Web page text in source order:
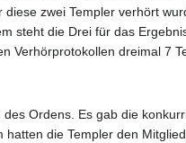
zwei Templer verhört
steht die Drei für das
Verhörprotokollen dreimal 7
Ordens. Es gab die
die Templer den